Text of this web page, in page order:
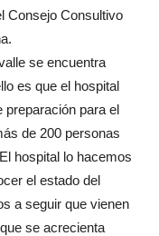
Consejo Consultivo
se encuentra
es que el hospital
preparación para el
de 200 personas
hospital lo hacemos
el estado del
a seguir que vienen
se acrecienta